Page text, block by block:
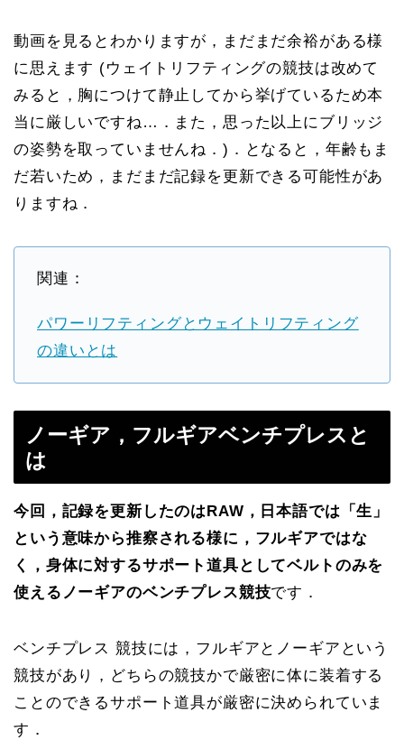
動画を見るとわかりますが，まだまだ余裕がある様
に思えます (ウェイトリフティングの競技は改めて
みると，胸につけて静止してから挙げているため本
当に厳しいですね…．また，思った以上にブリッジ
の姿勢を取っていませんね．)．となると，年齢もま
だ若いため，まだまだ記録を更新できる可能性があ
りますね．
関連：
パワーリフティングとウェイトリフティング
の違いとは
ノーギア，フルギアベンチプレスと
は
今回，記録を更新したのはRAW，日本語では「生」
という意味から推察される様に，フルギアではな
く，身体に対するサポート道具としてベルトのみを
使えるノーギアのベンチプレス競技です．
ベンチプレス 競技には，フルギアとノーギアという
競技があり，どちらの競技かで厳密に体に装着する
ことのできるサポート道具が厳密に決められていま
す．